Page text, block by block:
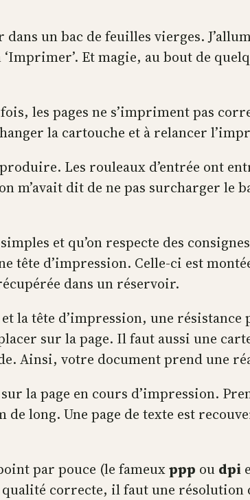
un bac de feuilles vierges.
Et magie, au bout de
les pages ne s’impriment pas
la cartouche et à relancer
Les rouleaux d’entrée ont
dit de ne pas surcharger le
et qu’on respecte des
tête d’impression. Celle-ci est
dans un réservoir.
la tête d’impression, une résistance
sur la page. Il faut aussi une
Ainsi, votre document prend une
la page en cours d’impression.
long. Une page de texte est
par pouce (le fameuxppp ou dpi
correcte, il faut une